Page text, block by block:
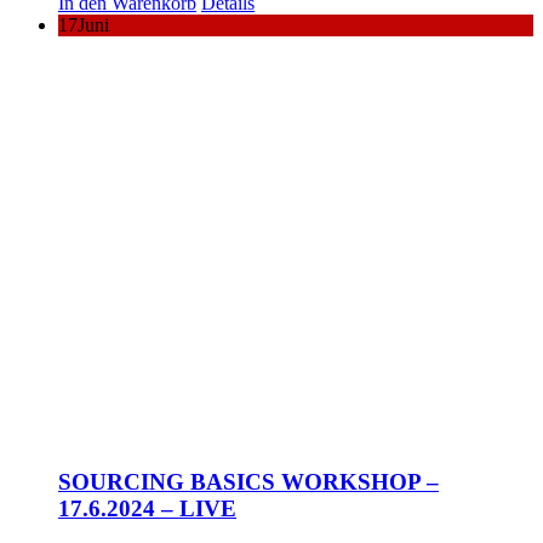
17Juni
SOURCING BASICS WORKSHOP –
17.6.2024 – LIVE